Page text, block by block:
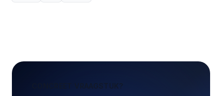
CONCREET VRAAGSTUK?